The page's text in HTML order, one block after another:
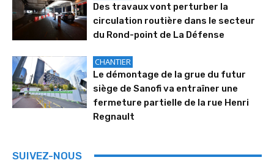
Des travaux vont perturber la
circulation routière dans le secteur
du Rond-point de La Défense
CHANTIER
Le démontage de la grue du futur
siège de Sanofi va entraîner une
fermeture partielle de la rue Henri
Regnault
SUIVEZ-NOUS